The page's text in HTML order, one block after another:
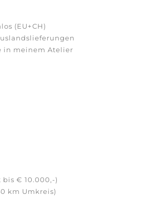
(EU+CH)
in meinem Atelier
bis € 10.000,-)
km Umkreis)